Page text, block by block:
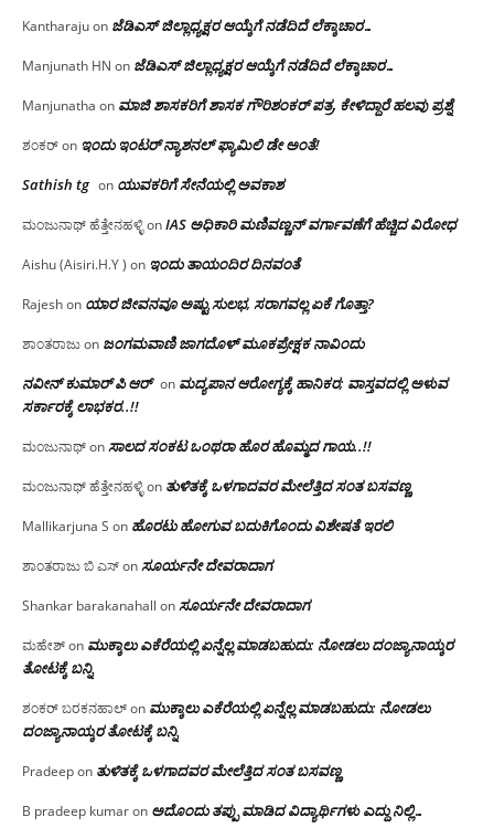
Kantharajuon ಜೆಡಿಎಸ್ ಜಿಲ್ಲಾಧ್ಯಕ್ಷರ ಆಯ್ಕೆಗೆ ನಡೆದಿದೆ ಲೆಕ್ಕಾಚಾರ…
Manjunath HN on ಜೆಡಿಎಸ್ ಜಿಲ್ಲಾಧ್ಯಕ್ಷರ ಆಯ್ಕೆಗೆ ನಡೆದಿದೆ ಲೆಕ್ಕಾಚಾರ…
Manjunatha on ಮಾಜಿ ಶಾಸಕರಿಗೆ ಶಾಸಕ ಗೌರಿಶಂಕರ್ ಪತ್ರ, ಕೇಳಿದ್ದಾರೆ ಹಲವು ಪ್ರಶ್ನೆ
ಶಂಕರ್on ಇಂದು ಇಂಟರ್ ನ್ಯಾಶನಲ್ ಫ್ಯಾಮಿಲಿ ಡೇ ಅಂತೆ!
Sathish tg on ಯುವಕರಿಗೆ ಸೇನೆಯಲ್ಲಿ ಅವಕಾಶ
ಮಂಜುನಾಥ್ ಹೆತ್ತೇನಹಳ್ಳಿonIAS ಅಧಿಕಾರಿ ಮಣಿವಣ್ಣನ್ ವರ್ಗಾವಣೆಗೆ ಹೆಚ್ಚಿದ‌ ವಿರೋಧ
Aishu (Aisiri.H.Y ) on ಇಂದು ತಾಯಂದಿರ ದಿನವಂತೆ
Rajeshon ಯಾರ ಜೀವನವೂ ಅಷ್ಟು ಸುಲಭ, ಸರಾಗವಲ್ಲ ಏಕೆ ಗೊತ್ತಾ?
ಶಾಂತರಾಜುon ಜಂಗಮವಾಣಿ ಜಾಗದೊಳ್ ಮೂಕಪ್ರೇಕ್ಷಕ ನಾವಿಂದು
ನವೀನ್ ಕುಮಾರ್ ಪಿ ಆರ್ on ಮದ್ಯಪಾನ ಆರೋಗ್ಯಕ್ಕೆ ಹಾನಿಕರ; ವಾಸ್ತವದಲ್ಲಿ ಅಳುವ
ಸರ್ಕಾರಕ್ಕೆ ಲಾಭಕರ..!!
ಮಂಜುನಾಥ್onಸಾಲದ ಸಂಕಟ ಒಂಥರಾ ಹೊರ ಹೊಮ್ಮದ ಗಾಯ..!!
ಮಂಜುನಾಥ್ ಹೆತ್ತೇನಹಳ್ಳಿon ತುಳಿತಕ್ಕೆ ಒಳಗಾದವರ ಮೇಲೆತ್ತಿದ ಸಂತ ಬಸವಣ್ಣ
Mallikarjuna S on ಹೊರಟು ಹೋಗುವ ಬದುಕಿಗೊಂದು ವಿಶೇಷತೆ ಇರಲಿ
ಶಾಂತರಾಜು ಬಿ ಎಸ್onಸೂರ್ಯನೇ ದೇವರಾದಾಗ
Shankar barakanahall onಸೂರ್ಯನೇ ದೇವರಾದಾಗ
ಮಹೇಶ್on ಮುಕ್ಕಾಲು ಎಕೆರೆಯಲ್ಲಿ ಏನ್ನೆಲ್ಲ‌ ಮಾಡಬಹುದು: ನೋಡಲು ದಂಜ್ಯಾನಾಯ್ಕರ
ತೋಟಕ್ಕೆ ಬನ್ನಿ
ಶಂಕರ್ ಬರಕನಹಾಲ್on ಮುಕ್ಕಾಲು ಎಕೆರೆಯಲ್ಲಿ ಏನ್ನೆಲ್ಲ‌ ಮಾಡಬಹುದು: ನೋಡಲು
ದಂಜ್ಯಾನಾಯ್ಕರ ತೋಟಕ್ಕೆ ಬನ್ನಿ
Pradeepon ತುಳಿತಕ್ಕೆ ಒಳಗಾದವರ ಮೇಲೆತ್ತಿದ ಸಂತ ಬಸವಣ್ಣ
B pradeep kumaron ಅದೊಂದು ತಪ್ಪು ಮಾಡಿದ ವಿದ್ಯಾರ್ಥಿಗಳು ಎದ್ದು ನಿಲ್ಲಿ…